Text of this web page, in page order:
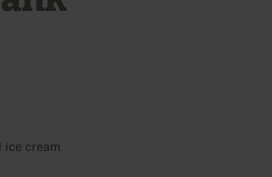
cream